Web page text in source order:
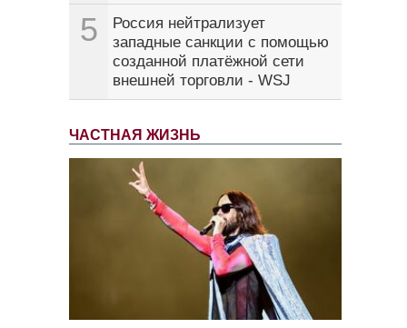
5
Россия нейтрализует
западные санкции с помощью
созданной платёжной сети
внешней торговли - WSJ
ЧАСТНАЯ ЖИЗНЬ